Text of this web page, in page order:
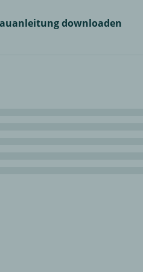
downloaden